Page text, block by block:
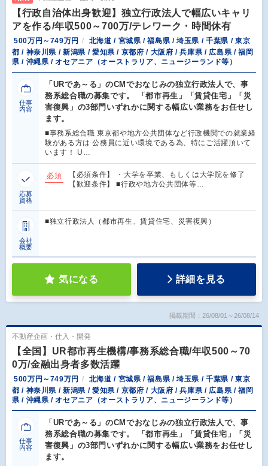
【行政自治体出身歓迎】独立行政法人で幅広いキャリ
アを作る/年収500～700万/テレワーク・時間休有
500万円～749万円
北海道 / 宮城県 / 福島県 / 埼玉県 / 千葉県 / 東京
都 / 神奈川県 / 新潟県 / 愛知県 / 京都府 / 大阪府 / 兵庫県 / 広島県 / 福岡
県 / 沖縄県 / オセアニア（オーストラリア、ニュージーランド等）
仕事
内容
「URであ～る」のCMでおなじみの独立行政法人で、事
務系総合職の募集です。 「都市再生」「賃貸住宅」「災
害復興」の3部門いずれかに関する幅広い業務をお任せし
ます。
■事務系総合職 東京都や地方公共団体など行政機関での就業経
験がある方は 公務員に近い環境である為、特にご活躍頂いて
います！ U…
応募
資格
必須
【必須条件】 ・大学を卒業、もしくは大学院を修了
【歓迎条件】 ■行政や地方公共団体等…
会社
概要
■独立行政法人（都市再生、賃貸住宅、災害復興）
気になる 詳細を見る
掲載期間：26/08/01～26/08/14
不動産企画・仕入・開発
【全国】UR都市再生機構/事務系総合職/年収500～70
0万/金融出身者多数活躍
500万円～749万円
北海道 / 宮城県 / 福島県 / 埼玉県 / 千葉県 / 東京
都 / 神奈川県 / 新潟県 / 愛知県 / 京都府 / 大阪府 / 兵庫県 / 広島県 / 福岡
県 / 沖縄県 / オセアニア（オーストラリア、ニュージーランド等）
仕事
内容
「URであ～る」のCMでおなじみの独立行政法人で、事
務系総合職の募集です。 「都市再生」「賃貸住宅」「災
害復興」の3部門いずれかに関する幅広い業務をお任せし
ます。